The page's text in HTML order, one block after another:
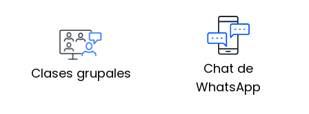
Clases grupales
Chat de
WhatsApp